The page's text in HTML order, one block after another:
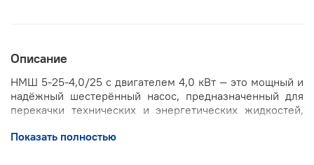
Описание
НМШ 5-25-4,0/25 с двигателем 4,0 кВт — это мощный и
надёжный шестерённый насос, предназначенный для
перекачки технических и энергетических жидкостей,
вязкие среды. Насос отличается прочной конструкцией
Показать полностью